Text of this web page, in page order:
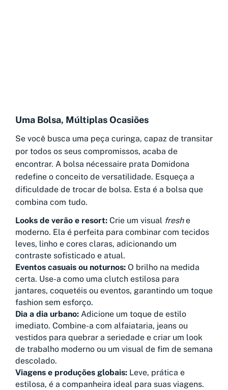
Uma Bolsa, Múltiplas Ocasiões
Se você busca uma peça curinga, capaz de transitar
por todos os seus compromissos, acaba de
encontrar. A bolsa nécessaire prata Domidona
redefine o conceito de versatilidade. Esqueça a
dificuldade de trocar de bolsa. Esta é a bolsa que
combina com tudo.
Looks de verão e resort: Crie um visual freshe
moderno. Ela é perfeita para combinar com tecidos
leves, linho e cores claras, adicionando um
contraste sofisticado e atual.
Eventos casuais ou noturnos: O brilho na medida
certa. Use-a como uma clutch estilosa para
jantares, coquetéis ou eventos, garantindo um toque
fashion sem esforço.
Dia a dia urbano: Adicione um toque de estilo
imediato. Combine-a com alfaiataria, jeans ou
vestidos para quebrar a seriedade e criar um look
de trabalho moderno ou um visual de fim de semana
descolado.
Viagens e produções globais: Leve, prática e
estilosa, é a companheira ideal para suas viagens.